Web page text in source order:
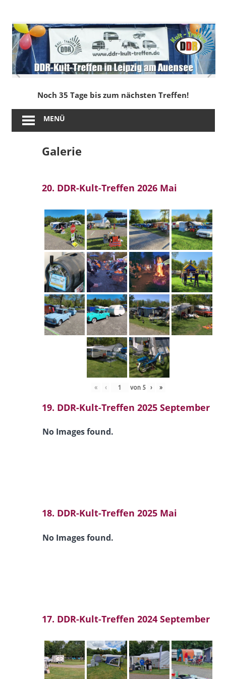
springen
DDR-
Kult-
Treffen
in
Leipzig
am
Noch 35 Tage bis zum nächsten Treffen!
MENÜ
Galerie
20. DDR-Kult-Treffen 2026 Mai
« ‹ von 5 › »
19. DDR-Kult-Treffen 2025 September
No Images found.
18. DDR-Kult-Treffen 2025 Mai
No Images found.
17. DDR-Kult-Treffen 2024 September